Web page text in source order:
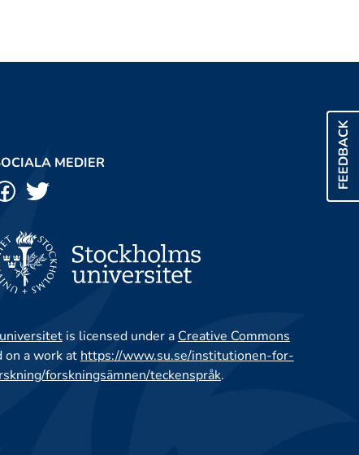
FEEDBACK
MEDIER
is licensed under a Creative Commons
on a work at https://www.su.se/institutionen-for-
forskningsämnen/teckenspråk.